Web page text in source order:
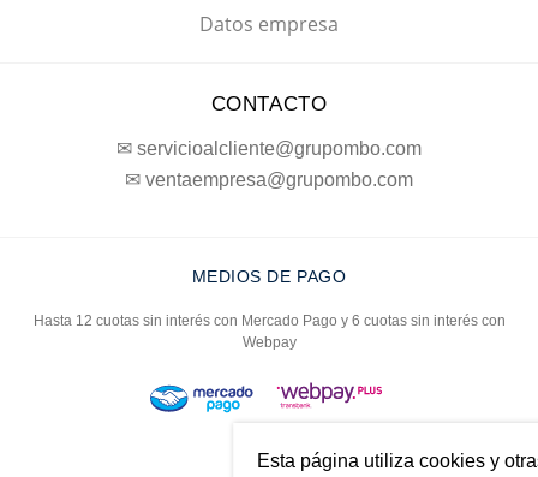
Datos empresa
CONTACTO
✉ servicioalcliente@grupombo.com
✉ ventaempresa@grupombo.com
MEDIOS DE PAGO
Hasta 12 cuotas sin interés con Mercado Pago y 6 cuotas sin interés con
Webpay
Esta página utiliza cookies y